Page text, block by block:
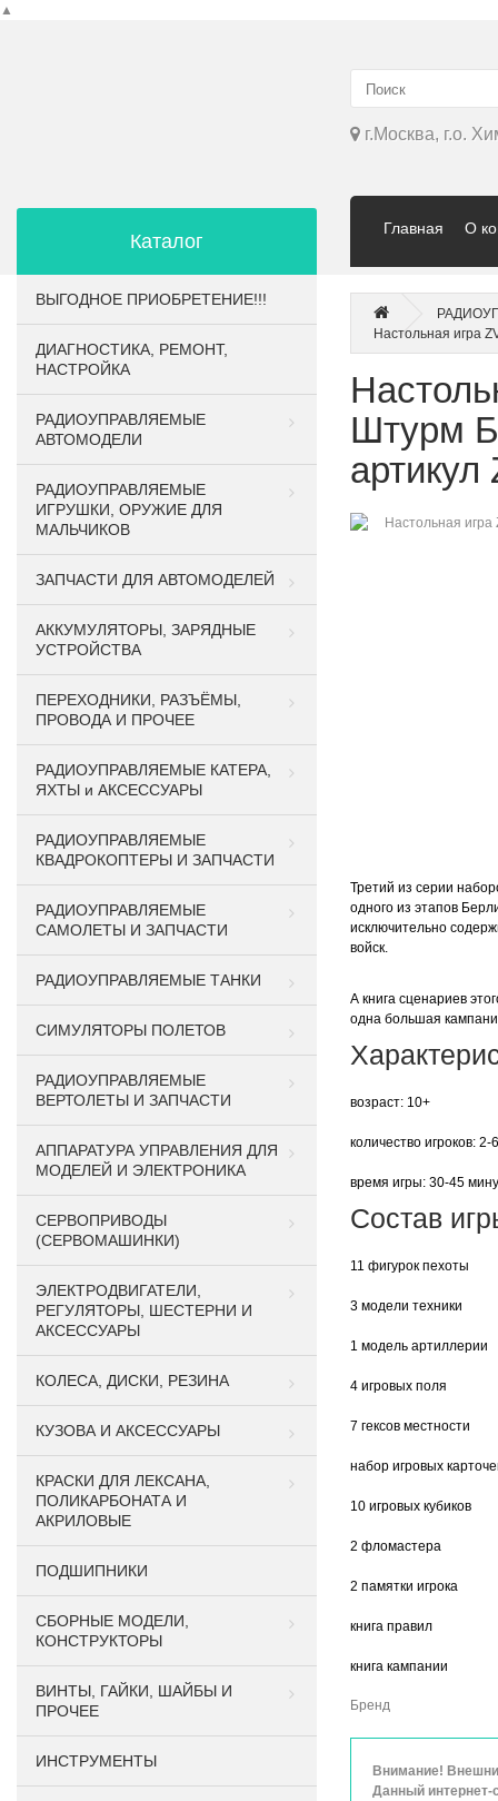
▲
г.Москва, г.о.
Главная О
Каталог
ВЫГОДНОЕ ПРИОБРЕТЕНИЕ!!!
ДИАГНОСТИКА, РЕМОНТ,
НАСТРОЙКА
РАДИОУПРАВЛЯЕМЫЕ
АВТОМОДЕЛИ
РАДИОУПРАВЛЯЕМЫЕ
ИГРУШКИ, ОРУЖИЕ ДЛЯ
МАЛЬЧИКОВ
ЗАПЧАСТИ ДЛЯ АВТОМОДЕЛЕЙ
АККУМУЛЯТОРЫ, ЗАРЯДНЫЕ
УСТРОЙСТВА
ПЕРЕХОДНИКИ, РАЗЪЁМЫ,
ПРОВОДА И ПРОЧЕЕ
РАДИОУПРАВЛЯЕМЫЕ КАТЕРА,
ЯХТЫ и АКСЕССУАРЫ
РАДИОУПРАВЛЯЕМЫЕ
КВАДРОКОПТЕРЫ И ЗАПЧАСТИ
РАДИОУПРАВЛЯЕМЫЕ
САМОЛЕТЫ И ЗАПЧАСТИ
РАДИОУПРАВЛЯЕМЫЕ ТАНКИ
СИМУЛЯТОРЫ ПОЛЕТОВ
РАДИОУПРАВЛЯЕМЫЕ
ВЕРТОЛЕТЫ И ЗАПЧАСТИ
АППАРАТУРА УПРАВЛЕНИЯ ДЛЯ
МОДЕЛЕЙ И ЭЛЕКТРОНИКА
СЕРВОПРИВОДЫ
(СЕРВОМАШИНКИ)
ЭЛЕКТРОДВИГАТЕЛИ,
РЕГУЛЯТОРЫ, ШЕСТЕРНИ И
АКСЕССУАРЫ
КОЛЕСА, ДИСКИ, РЕЗИНА
КУЗОВА И АКСЕССУАРЫ
КРАСКИ ДЛЯ ЛЕКСАНА,
ПОЛИКАРБОНАТА И
АКРИЛОВЫЕ
ПОДШИПНИКИ
CБОРНЫЕ МОДЕЛИ,
КОНСТРУКТОРЫ
ВИНТЫ, ГАЙКИ, ШАЙБЫ И
ПРОЧЕЕ
ИНСТРУМЕНТЫ
Настольная игра
Штурм
артикул
Третий из серии
одного из этапов
исключительно
войск.
А книга сценариев
одна большая
возраст: 10+
количество игроков: 2-
время игры: 30-45
Состав
11 фигурок пехоты
3 модели техники
1 модель артиллерии
4 игровых поля
7 гексов местности
набор игровых
10 игровых кубиков
2 фломастера
2 памятки игрока
книга правил
книга кампании
Бренд
Внимание!
Данный интернет-